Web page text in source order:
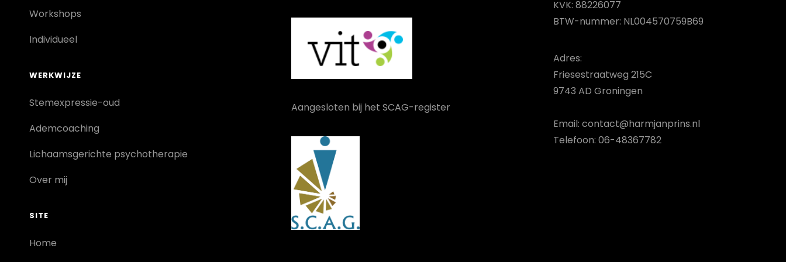
Workshops
Individueel
WERKWIJZE
Stemexpressie-oud
Ademcoaching
Lichaamsgerichte psychotherapie
Over mij
SITE
Home
Aangesloten bij het SCAG-register
KVK: 88226077
BTW-nummer: NL004570759B69
Adres:
Friesestraatweg 215C
9743 AD Groningen
Email: contact@harmjanprins.nl
Telefoon: 06-48367782